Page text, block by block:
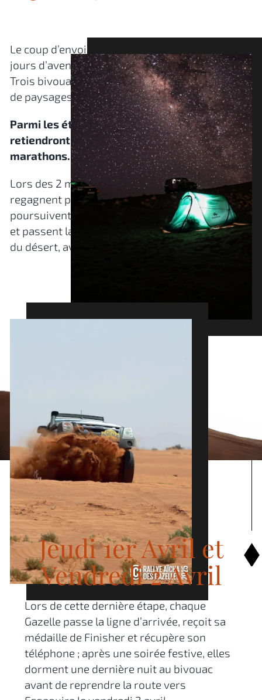
Le coup d’envoi de la compétition est donné : 7
jours d’aventure intense au cœur du désert.
Trois bivouacs différents offrant une diversité
de paysages et une immersion totale.
Parmi les étapes marquantes, les Gazelles
retiendront surement celles des dunes et des
marathons.
Lors des 2 marathons, les Gazelles ne
regagnent pas le bivouac le soir : elles
poursuivent leur navigation en totale autonomie
et passent la nuit à la belle étoile, en plein cœur
du désert, avec d’autres équipages.
Jeudi 1er Avril et
Vendredi 2 Avril
Lors de cette dernière étape, chaque
Gazelle passe la ligne d’arrivée, reçoit sa
médaille de Finisher et récupère son
téléphone ; après une soirée festive, elles
dorment une dernière nuit au bivouac
avant de reprendre la route vers